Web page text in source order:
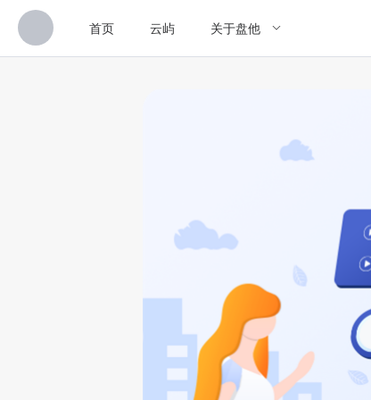
首页 云屿 关于盘他